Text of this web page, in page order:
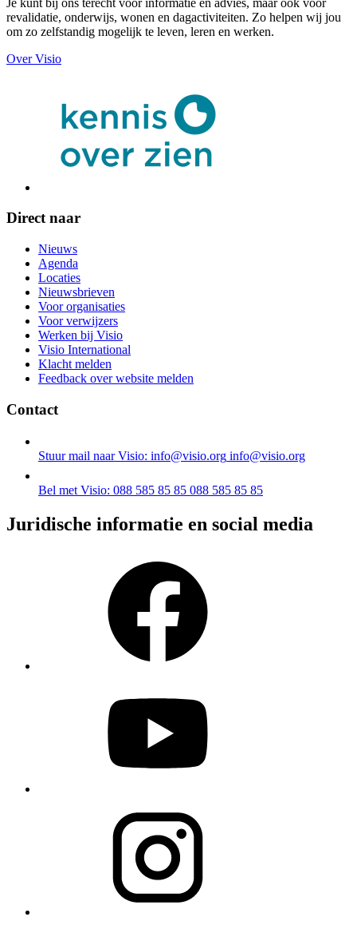
revalidatie, onderwijs, wonen en dagactiviteiten. Zo helpen wij jou
om zo zelfstandig mogelijk te leven, leren en werken.
Over Visio
Direct naar
Nieuws
Agenda
Locaties
Nieuwsbrieven
Voor organisaties
Voor verwijzers
Werken bij Visio
Visio International
Klacht melden
Feedback over website melden
Contact
Stuur mail naar Visio: info@visio.org info@visio.org
Bel met Visio: 088 585 85 85 088 585 85 85
Juridische informatie en social media